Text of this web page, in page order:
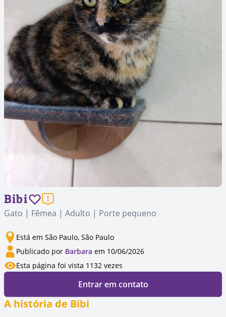
Bibi
Gato | Fêmea | Adulto | Porte pequeno
Está em São Paulo, São Paulo
Publicado por Barbara em 10/06/2026
Esta página foi vista 1132 vezes
Entrar em contato
A história de Bibi